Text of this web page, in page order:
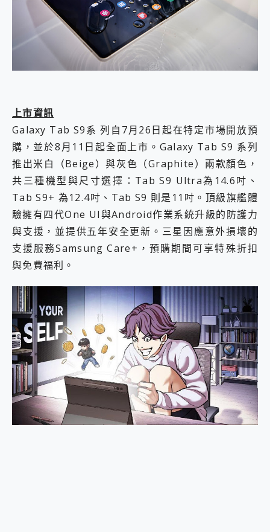
上市資訊
Galaxy Tab S9系 列自7月26日起在特定市場開放預
購，並於8月11日起全面上市。Galaxy Tab S9 系列
推出米白（Beige）與灰色（Graphite）兩款顏色，
共三種機型與尺寸選擇：Tab S9 Ultra為14.6吋、
Tab S9+ 為12.4吋、Tab S9 則是11吋。頂級旗艦體
驗擁有四代One UI與Android作業系統升級的防護力
與支援，並提供五年安全更新。三星因應意外損壞的
支援服務Samsung Care+，預購期間可享特殊折扣
與免費福利。